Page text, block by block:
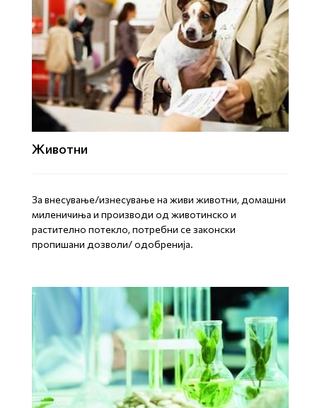
Животни
За внесување/изнесување на живи животни, домашни
миленичиња и производи од животинско и
растително потекло, потребни се законски
пропишани дозволи/ одобренија.